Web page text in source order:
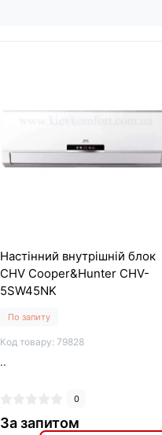
Настінний внутрішній блок
CHV Cooper&Hunter CHV-
5SW45NK
По запиту
Код товару: 79828
..
0
За запитом